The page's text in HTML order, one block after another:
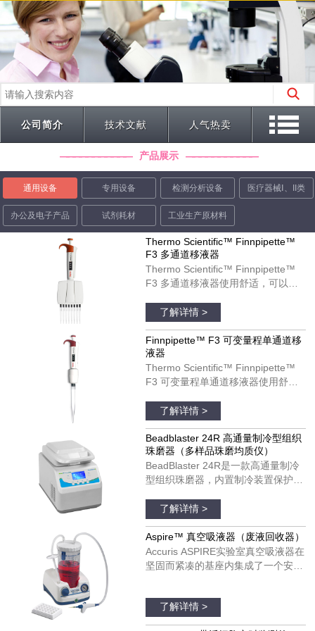
公司简介 技术文献 人气热卖
产品展示
通用设备 专用设备 检测分析设备 医疗器械Ⅰ、II类
办公及电子产品 试剂耗材 工业生产原材料
Thermo Scientific™ Finnpipette™
F3 多通道移液器
Thermo Scientific™ Finnpipette™
F3 多通道移液器使用舒适，可以在
识的宽型指状支托和人体工程学柄设
计可以改善您的移液体验。
Finnpipette F3 移液器可以用于单个
和多通道模具。货号：4660050；
4660010；4660020；4660040
了解详情 >
Finnpipette™ F3 可变量程单通道移
液器
Thermo Scientific™ Finnpipette™
F3 可变量程单通道移液器使用舒
作用。Finnpipette F3 移液器具有宽
阔的、支持彩色编码的指托和人机工
效学手柄设计。Finnpipette F3 移液
器可以用于单个和多通道模具。货
号：4640100；4640000；
4640010；4640020；4640030；
4640070；4640080
了解详情 >
Beadblaster 24R 高通量制冷型组织
珠磨器（多样品珠磨均质仪）
BeadBlaster 24R是一款高通量制冷
型组织珠磨器，内置制冷装置保护温
数珠磨器不同，BeadBlaster 24R具
有真正的、基于压缩机的制冷系统，
不需要干冰、液氮和空气供应。只需
设置所需的温度并预冷，温度将在整
个均质过程中维持低温，以保证样品
了解详情 >
Aspire™ 真空吸液器（废液回收器）
Accuris ASPIRE实验室真空吸液器在
坚固而紧凑的基座内集成了一个安
真空表。
了解详情 >